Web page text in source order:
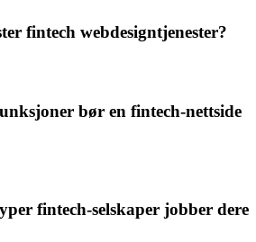
fintech webdesigntjenester?
bør en fintech-nettside
fintech-selskaper jobber dere